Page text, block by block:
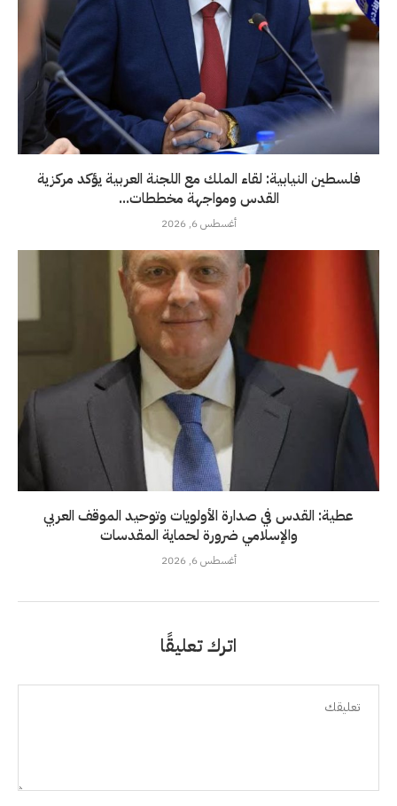
فلسطين النيابية: لقاء الملك مع اللجنة العربية يؤكد مركزية
القدس ومواجهة مخططات...
أغسطس 6, 2026
عطية: القدس في صدارة الأولويات وتوحيد الموقف العربي
والإسلامي ضرورة لحماية المقدسات
أغسطس 6, 2026
اترك تعليقًا